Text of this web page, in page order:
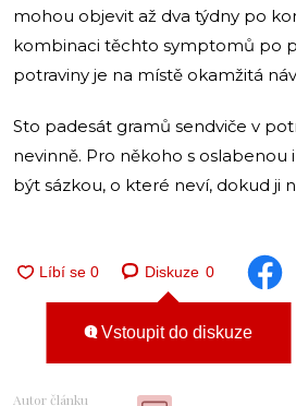
mohou objevit až dva týdny po
kombinaci těchto symptomů po
potraviny je na místě okamžitá
Sto padesát gramů sendviče v
nevinně. Pro někoho s
být sázkou, o které neví, dokud ji
Diskuze 0
Vstoupit do diskuze
Autor článku